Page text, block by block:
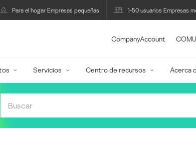
Para el hogar Empresas pequeñas 1-50 usuarios Empresas
CompanyAccount
Servicios Centro de recursos Acerca